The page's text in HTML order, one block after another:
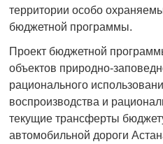
территории особо
бюджетной программы.
Проект бюджетной
объектов природно-
рационального
воспроизводства и
текущие трансферты
автомобильной дороги